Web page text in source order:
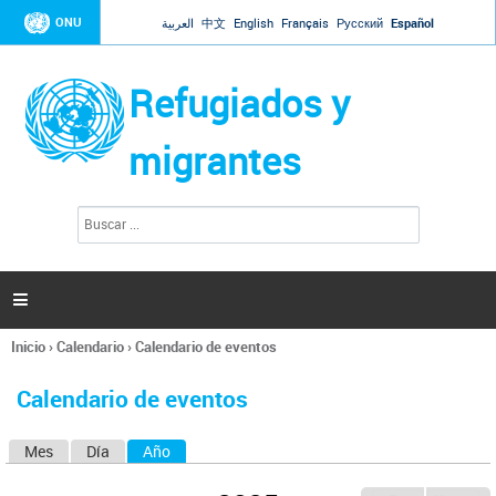
Jump to navigation
ONU العربية 中文 English Français Русский Español
Refugiados y
migrantes
l
s

Se
usted
Inicio›Calendario›Calendario de eventos
Calendario de eventos
Mes Día Año